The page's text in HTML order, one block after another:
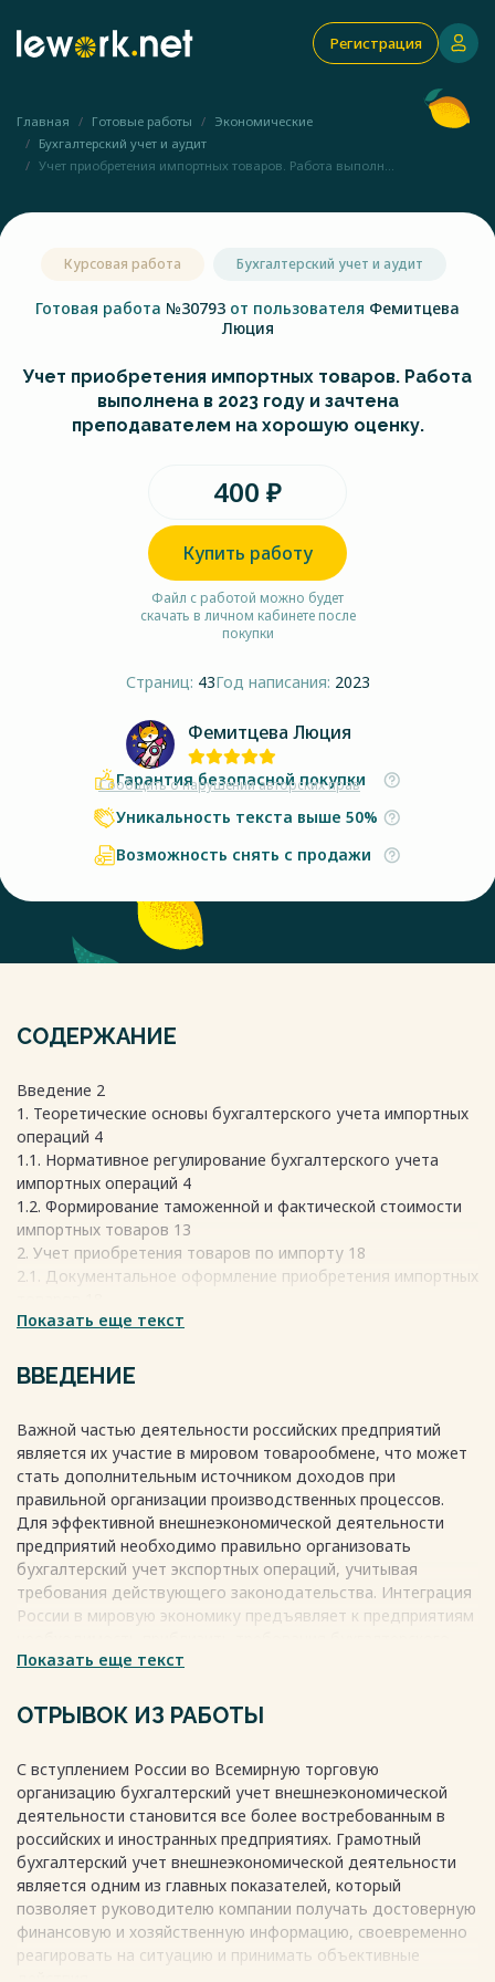
Регистрация
Главная Готовые работы
Экономические
Бухгалтерский учет и аудит
Учет приобретения импортных товаров. Работа выполн...
Курсовая работа Бухгалтерский учет и аудит
Готовая работа №30793 от пользователя Фемитцева
Люция
Учет приобретения импортных товаров. Работа
выполнена в 2023 году и зачтена
преподавателем на хорошую оценку.
400 ₽
Купить работу
Файл с работой можно будет
скачать в личном кабинете после
покупки
Страниц: 43Год написания: 2023
Фемитцева Люция
Сообщить о нарушении авторских прав
Гарантия безопасной покупки
Уникальность текста выше 50%
Возможность снять с продажи
СОДЕРЖАНИЕ
Введение 2
1. Теоретические основы бухгалтерского учета импортных
операций 4
1.1. Нормативное регулирование бухгалтерского учета
импортных операций 4
1.2. Формирование таможенной и фактической стоимости
импортных товаров 13
2. Учет приобретения товаров по импорту 18
2.1. Документальное оформление приобретения импортных
2.2. Порядок исчисления и отражения в бухгалтерском
24
2.3. Учет накладных расходов по импорту 27
товаров 31
Заключение 37
Список использованных источников 39
Весь текст будет доступенпосле покупки
Показать еще текст
ВВЕДЕНИЕ
Важной частью деятельности российских предприятий
является их участие в мировом товарообмене, что может
стать дополнительным источником доходов при
правильной организации производственных процессов.
Для эффективной внешнеэкономической деятельности
предприятий необходимо правильно организовать
бухгалтерский учет экспортных операций, учитывая
требования действующего законодательства. Интеграция
России в мировую экономику предъявляет к предприятиям
учета к международным стандартам. Учет экспортных
торговля предполагает сотрудничество между
являются актуальными.
Весь текст будет доступенпосле покупки
Показать еще текст
ОТРЫВОК ИЗ РАБОТЫ
С вступлением России во Всемирную торговую
организацию бухгалтерский учет внешнеэкономической
деятельности становится все более востребованным в
российских и иностранных предприятиях. Грамотный
бухгалтерский учет внешнеэкономической деятельности
является одним из главных показателей, который
позволяет руководителю компании получать достоверную
финансовую и хозяйственную информацию, своевременно
реагировать на ситуацию и принимать объективные